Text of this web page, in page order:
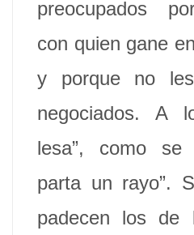
preocupados
con quien gane
y porque no
negociados. A
lesa”, como
parta un rayo”.
padecen los de